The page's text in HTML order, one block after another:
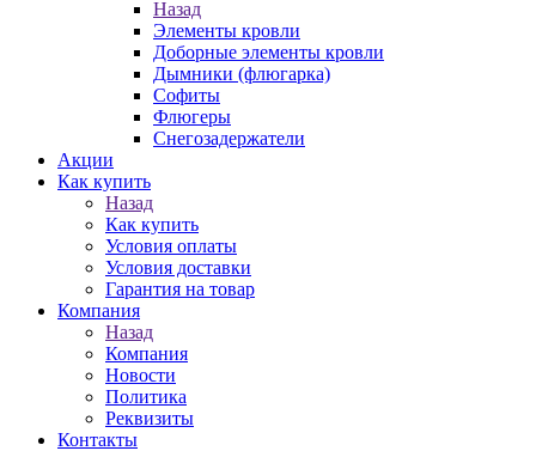
Назад
Элементы кровли
Доборные элементы кровли
Дымники (флюгарка)
Софиты
Флюгеры
Снегозадержатели
Акции
Как купить
Назад
Как купить
Условия оплаты
Условия доставки
Гарантия на товар
Компания
Назад
Компания
Новости
Политика
Реквизиты
Контакты